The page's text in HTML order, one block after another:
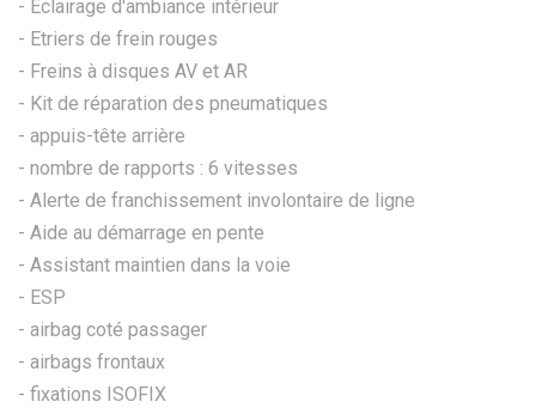
- Eclairage d'ambiance intérieur
- Etriers de frein rouges
- Freins à disques AV et AR
- Kit de réparation des pneumatiques
- appuis-tête arrière
- nombre de rapports : 6 vitesses
- Alerte de franchissement involontaire de ligne
- Aide au démarrage en pente
- Assistant maintien dans la voie
- ESP
- airbag coté passager
- airbags frontaux
- fixations ISOFIX